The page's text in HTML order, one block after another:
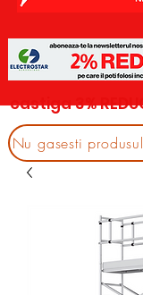
castiga 3%
Nu gasesti